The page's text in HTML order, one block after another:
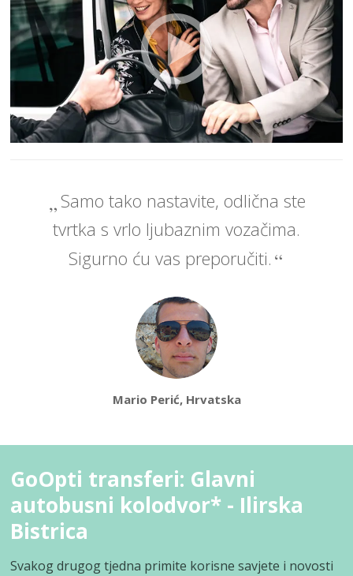
Samo tako nastavite, odlična ste
tvrtka s vrlo ljubaznim vozačima.
Sigurno ću vas preporučiti.
Mario Perić, Hrvatska
GoOpti transferi: Glavni
autobusni kolodvor* - Ilirska
Bistrica
Svakog drugog tjedna primite korisne savjete i novosti